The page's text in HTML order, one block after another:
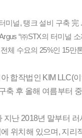
미널, 탱크 설비 구축
“㈜STX의 터미널
체 수요의 25%인 15만
합작법인 KIM LLC(
축 후 올해 여름부터
지난 2018년 말부터
위치해 있으며, 지